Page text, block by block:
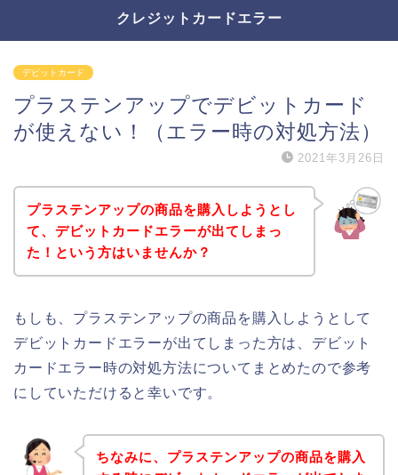
クレジットカードエラー
デビットカード
プラステンアップでデビットカード
が使えない！（エラー時の対処方法）
2021年3月26日
プラステンアップの商品を購入しようとし
て、デビットカードエラーが出てしまっ
た！という方はいませんか？
もしも、プラステンアップの商品を購入しようとして
デビットカードエラーが出てしまった方は、デビット
カードエラー時の対処方法についてまとめたので参考
にしていただけると幸いです。
ちなみに、プラステンアップの商品を購入